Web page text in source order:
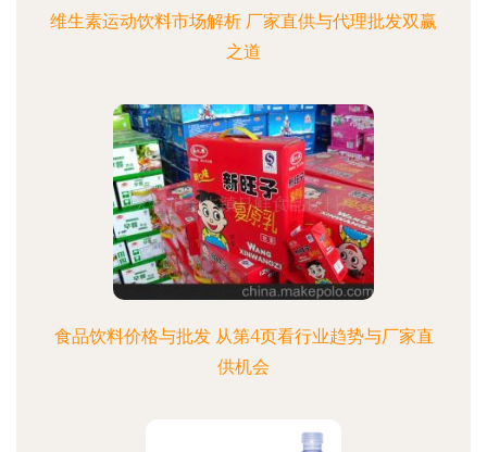
维生素运动饮料市场解析 厂家直供与代理批发双赢
之道
食品饮料价格与批发 从第4页看行业趋势与厂家直
供机会